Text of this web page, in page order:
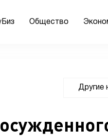
Общество
Другие